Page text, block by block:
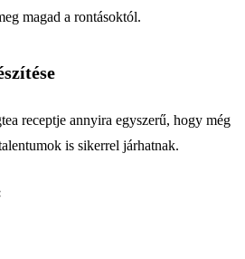
magad a rontásoktól.
receptje annyira egyszerű, hogy még
is sikerrel járhatnak.